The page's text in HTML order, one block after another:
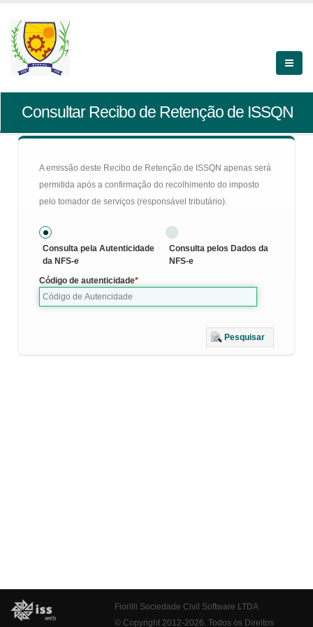
Consultar Recibo de Retenção de ISSQN
A emissão deste Recibo de Retenção de ISSQN apenas será
permitida após a confirmação do recolhimento do imposto
pelo tomador de serviços (responsável tributário).
Consulta pela Autenticidade
da NFS-e
Consulta pelos Dados da
NFS-e
Código de autenticidade
Pesquisar
Fiorilli Sociedade Civil Software LTDA
© Copyright 2012-2026. Todos os Direitos